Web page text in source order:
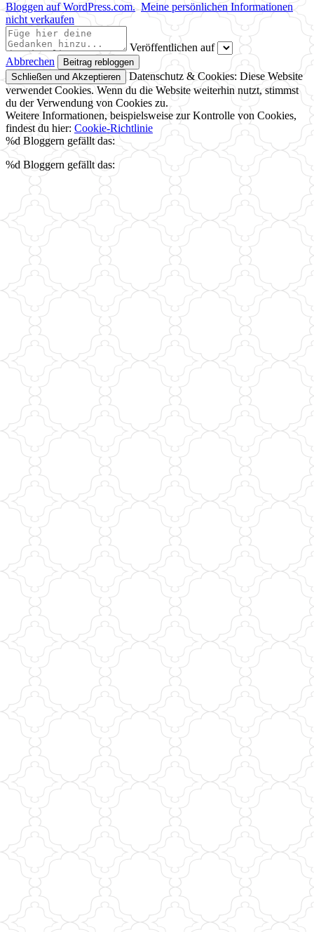
Bloggen auf WordPress.com. Meine persönlichen Informationen
nicht verkaufen
Veröffentlichen auf
Abbrechen
Datenschutz & Cookies: Diese Website
verwendet Cookies. Wenn du die Website weiterhin nutzt, stimmst
du der Verwendung von Cookies zu.
Weitere Informationen, beispielsweise zur Kontrolle von Cookies,
findest du hier: Cookie-Richtlinie
%dBloggern gefällt das:
%dBloggern gefällt das: